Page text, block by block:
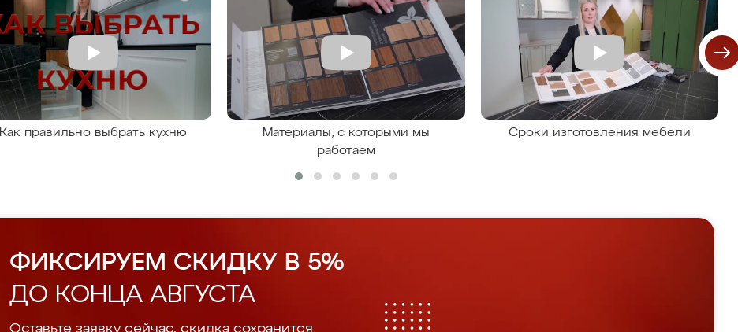
Как правильно выбрать кухню
Материалы, с которыми мы
работаем
Сроки изготовления мебели
ФИКСИРУЕМ СКИДКУ В 5%
ДО КОНЦА АВГУСТА
Оставьте заявку сейчас, скидка сохранится.